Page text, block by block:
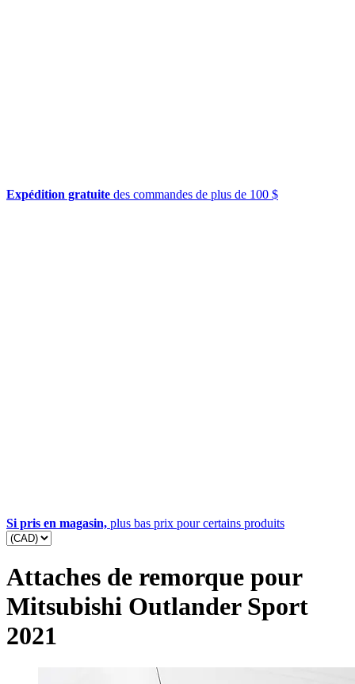
Expédition gratuite des commandes de plus de 100 $
Si pris en magasin, plus bas prix pour certains produits
Attaches de remorque pour
Mitsubishi Outlander Sport
2021